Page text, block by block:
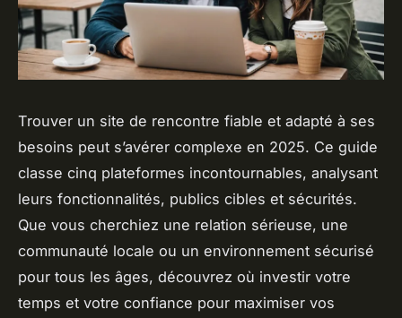
Trouver un site de rencontre fiable et adapté à ses
besoins peut s’avérer complexe en 2025. Ce guide
classe cinq plateformes incontournables, analysant
leurs fonctionnalités, publics cibles et sécurités.
Que vous cherchiez une relation sérieuse, une
communauté locale ou un environnement sécurisé
pour tous les âges, découvrez où investir votre
temps et votre confiance pour maximiser vos